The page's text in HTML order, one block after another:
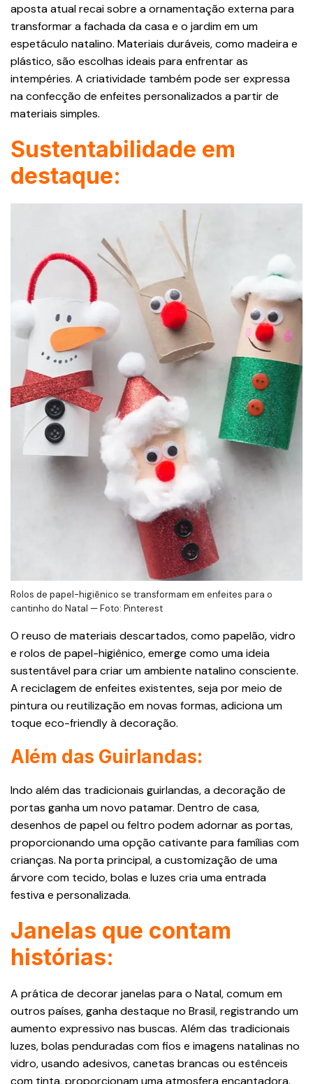
aposta atual recai sobre a ornamentação externa para
transformar a fachada da casa e o jardim em um
espetáculo natalino. Materiais duráveis, como madeira e
plástico, são escolhas ideais para enfrentar as
intempéries. A criatividade também pode ser expressa
na confecção de enfeites personalizados a partir de
materiais simples.
Sustentabilidade em
destaque:
Rolos de papel-higiênico se transformam em enfeites para o
cantinho do Natal — Foto: Pinterest
O reuso de materiais descartados, como papelão, vidro
e rolos de papel-higiênico, emerge como uma ideia
sustentável para criar um ambiente natalino consciente.
A reciclagem de enfeites existentes, seja por meio de
pintura ou reutilização em novas formas, adiciona um
toque eco-friendly à decoração.
Além das Guirlandas:
Indo além das tradicionais guirlandas, a decoração de
portas ganha um novo patamar. Dentro de casa,
desenhos de papel ou feltro podem adornar as portas,
proporcionando uma opção cativante para famílias com
crianças. Na porta principal, a customização de uma
árvore com tecido, bolas e luzes cria uma entrada
festiva e personalizada.
Janelas que contam
histórias:
A prática de decorar janelas para o Natal, comum em
outros países, ganha destaque no Brasil, registrando um
aumento expressivo nas buscas. Além das tradicionais
luzes, bolas penduradas com fios e imagens natalinas no
vidro, usando adesivos, canetas brancas ou estênceis
com tinta, proporcionam uma atmosfera encantadora.